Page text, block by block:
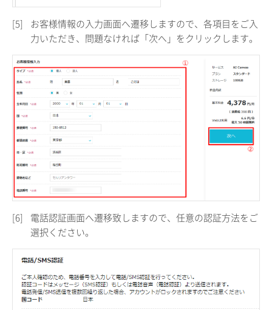
[5]
お客様情報の入力画面へ遷移しますので、各項目をご入
力いただき、問題なければ「次へ」をクリックします。
[6]
電話認証画面へ遷移致しますので、任意の認証方法をご
選択ください。